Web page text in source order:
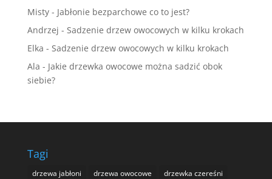
Misty- Jabłonie bezparchowe co to jest?
Andrzej - Sadzenie drzew owocowych w kilku krokach
Elka - Sadzenie drzew owocowych w kilku krokach
Ala - Jakie drzewka owocowe można sadzić obok
siebie?
Tagi
drzewa jabłoni drzewa owocowe
drzewka czereśni